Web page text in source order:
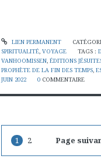
LIEN PERMANENT
SPIRITUALITÉ, VOYAGE TAGS :
VANHOOMISSEN, ÉDITIONS
PROPHÈTE DE LA FIN DES TEMPS,
JUIN 2022
0 COMMENTAIRE
1 2 Page